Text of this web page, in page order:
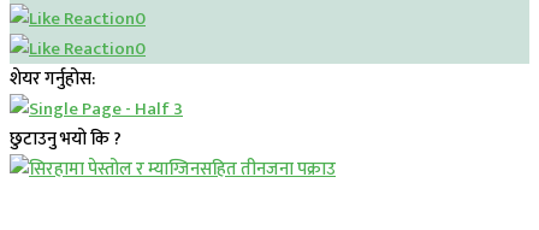
0
0
शेयर गर्नुहोस:
छुटाउनु भयो कि ?